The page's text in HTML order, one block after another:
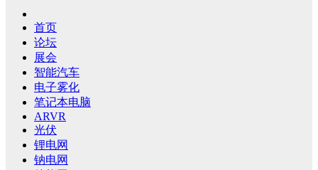
首页
论坛
展会
智能汽车
电子雾化
笔记本电脑
ARVR
光伏
锂电网
钠电网